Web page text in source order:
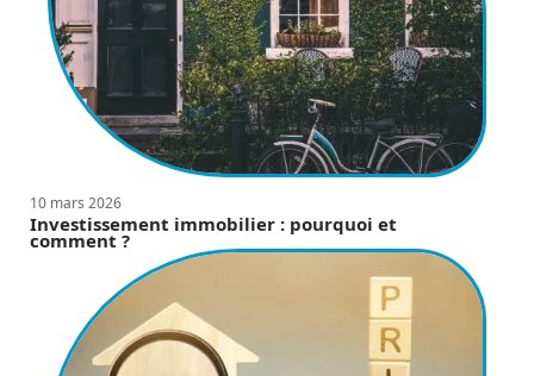
10 mars 2026
Investissement immobilier : pourquoi et
comment ?